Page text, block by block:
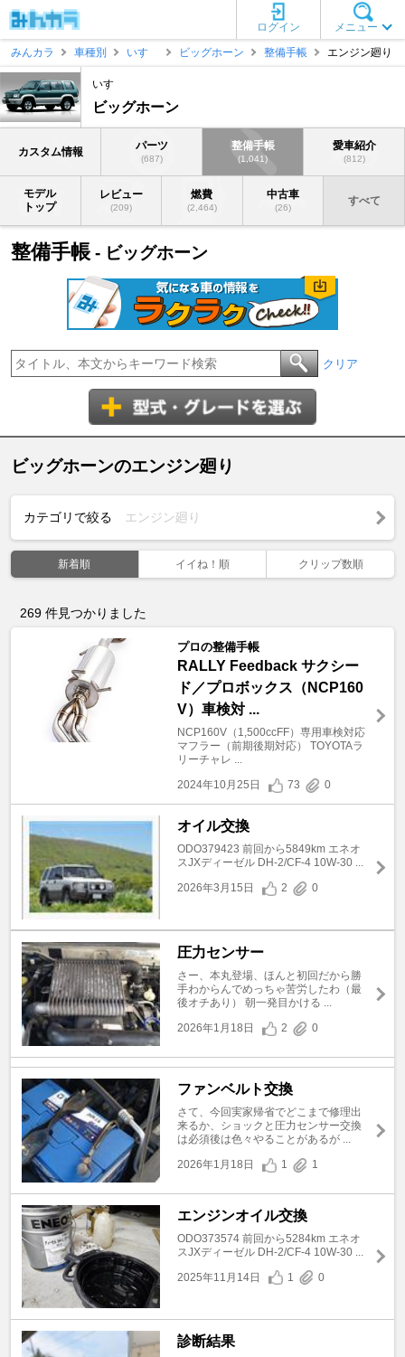
メニュー
ログイン
みんカラ
車種別 いすゞ ビッグホーン 整備手帳 エンジン廻り
いすゞ
ビッグホーン
カスタム情報 パーツ
(687)
整備手帳
(1,041)
愛車紹介
(812)
モデル
トップ
レビュー
(209)
燃費
(2,464)
中古車
(26)
すべて
整備手帳 - ビッグホーン
クリア
ビッグホーンのエンジン廻り
カテゴリで絞る エンジン廻り
新着順 イイね！順 クリップ数順
269 件見つかりました
プロの整備手帳
RALLY Feedback サクシー
ド／プロボックス（NCP160
V）車検対 ...
NCP160V（1,500ccFF）専用車検対応
マフラー（前期後期対応） TOYOTAラ
リーチャレ ...
2024年10月25日
73 0
オイル交換
ODO379423 前回から5849km エネオ
スJXディーゼル DH-2/CF-4 10W-30 ...
2026年3月15日
2 0
圧力センサー
さー、本丸登場、ほんと初回だから勝
手わからんでめっちゃ苦労したわ（最
後オチあり） 朝一発目かける ...
2026年1月18日
2 0
ファンベルト交換
さて、今回実家帰省でどこまで修理出
来るか、ショックと圧力センサー交換
は必須後は色々やることがあるが ...
2026年1月18日
1 1
エンジンオイル交換
ODO373574 前回から5284km エネオ
スJXディーゼル DH-2/CF-4 10W-30 ...
2025年11月14日
1 0
診断結果